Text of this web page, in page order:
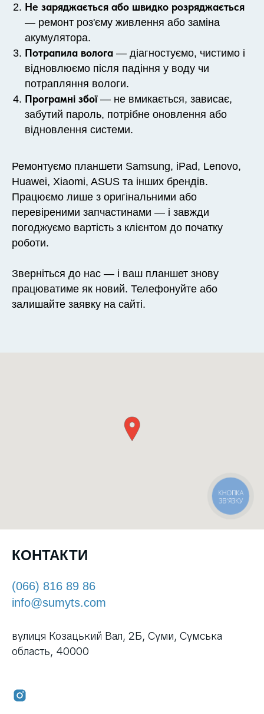
Не заряджається або швидко розряджається
— ремонт роз'єму живлення або заміна
акумулятора.
Потрапила волога — діагностуємо, чистимо і
відновлюємо після падіння у воду чи
потрапляння вологи.
Програмні збої— не вмикається, зависає,
забутий пароль, потрібне оновлення або
відновлення системи.
Ремонтуємо планшети Samsung, iPad, Lenovo,
Huawei, Xiaomi, ASUS та інших брендів.
Працюємо лише з оригінальними або
перевіреними запчастинами — і завжди
погоджуємо вартість з клієнтом до початку
роботи.
Зверніться до нас — і ваш планшет знову
працюватиме як новий. Телефонуйте або
залишайте заявку на сайті.
КОНТАКТИ
(066) 816 89 86
info@sumyts.com
вулиця Козацький Вал, 2Б, Суми, Сумська
область, 40000
КНОПКА
ЗВ'ЯЗКУ